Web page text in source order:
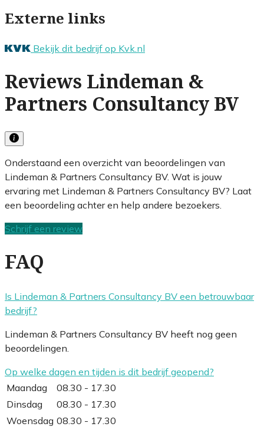
Externe links
Bekijk dit bedrijf op Kvk.nl
Reviews Lindeman &
Partners Consultancy BV
Onderstaand een overzicht van beoordelingen van
Lindeman & Partners Consultancy BV. Wat is jouw
ervaring met Lindeman & Partners Consultancy BV? Laat
een beoordeling achter en help andere bezoekers.
Schrijf een review
FAQ
Is Lindeman & Partners Consultancy BV een betrouwbaar
bedrijf?
Lindeman & Partners Consultancy BV heeft nog geen
beoordelingen.
Op welke dagen en tijden is dit bedrijf geopend?
Maandag
08.30 - 17.30
Dinsdag
08.30 - 17.30
Woensdag 08.30 - 17.30